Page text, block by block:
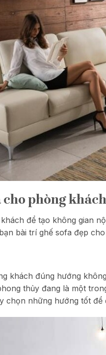
phòng
để tạo không gian
bài trí ghế sofa đẹp
khách đúng hướng
thủy đang là một
chọn những hướng tốt để